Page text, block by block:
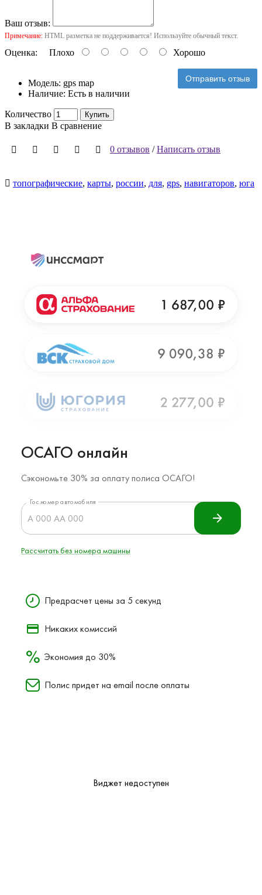
Ваш отзыв:
Примечание: HTML разметка не поддерживается! Используйте обычный текст.
Оценка: Плохо Хорошо
Отправить отзыв
Модель: gps map
Наличие: Есть в наличии
Количество Купить
В закладки В сравнение
0 отзывов /Написать отзыв
топографические, карты, россии, для, gps, навигаторов, юга